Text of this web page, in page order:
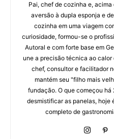
Pai, chef de cozinha e,
aversão à dupla esponja e
cozinha em uma viagem
curiosidade, formou-se o
Autoral e com forte base em
une a precisão técnica ao
chef, consultor e facilitador
mantém seu "filho mais
fundação. O que começou
desmistificar as panelas, hoje
completo de